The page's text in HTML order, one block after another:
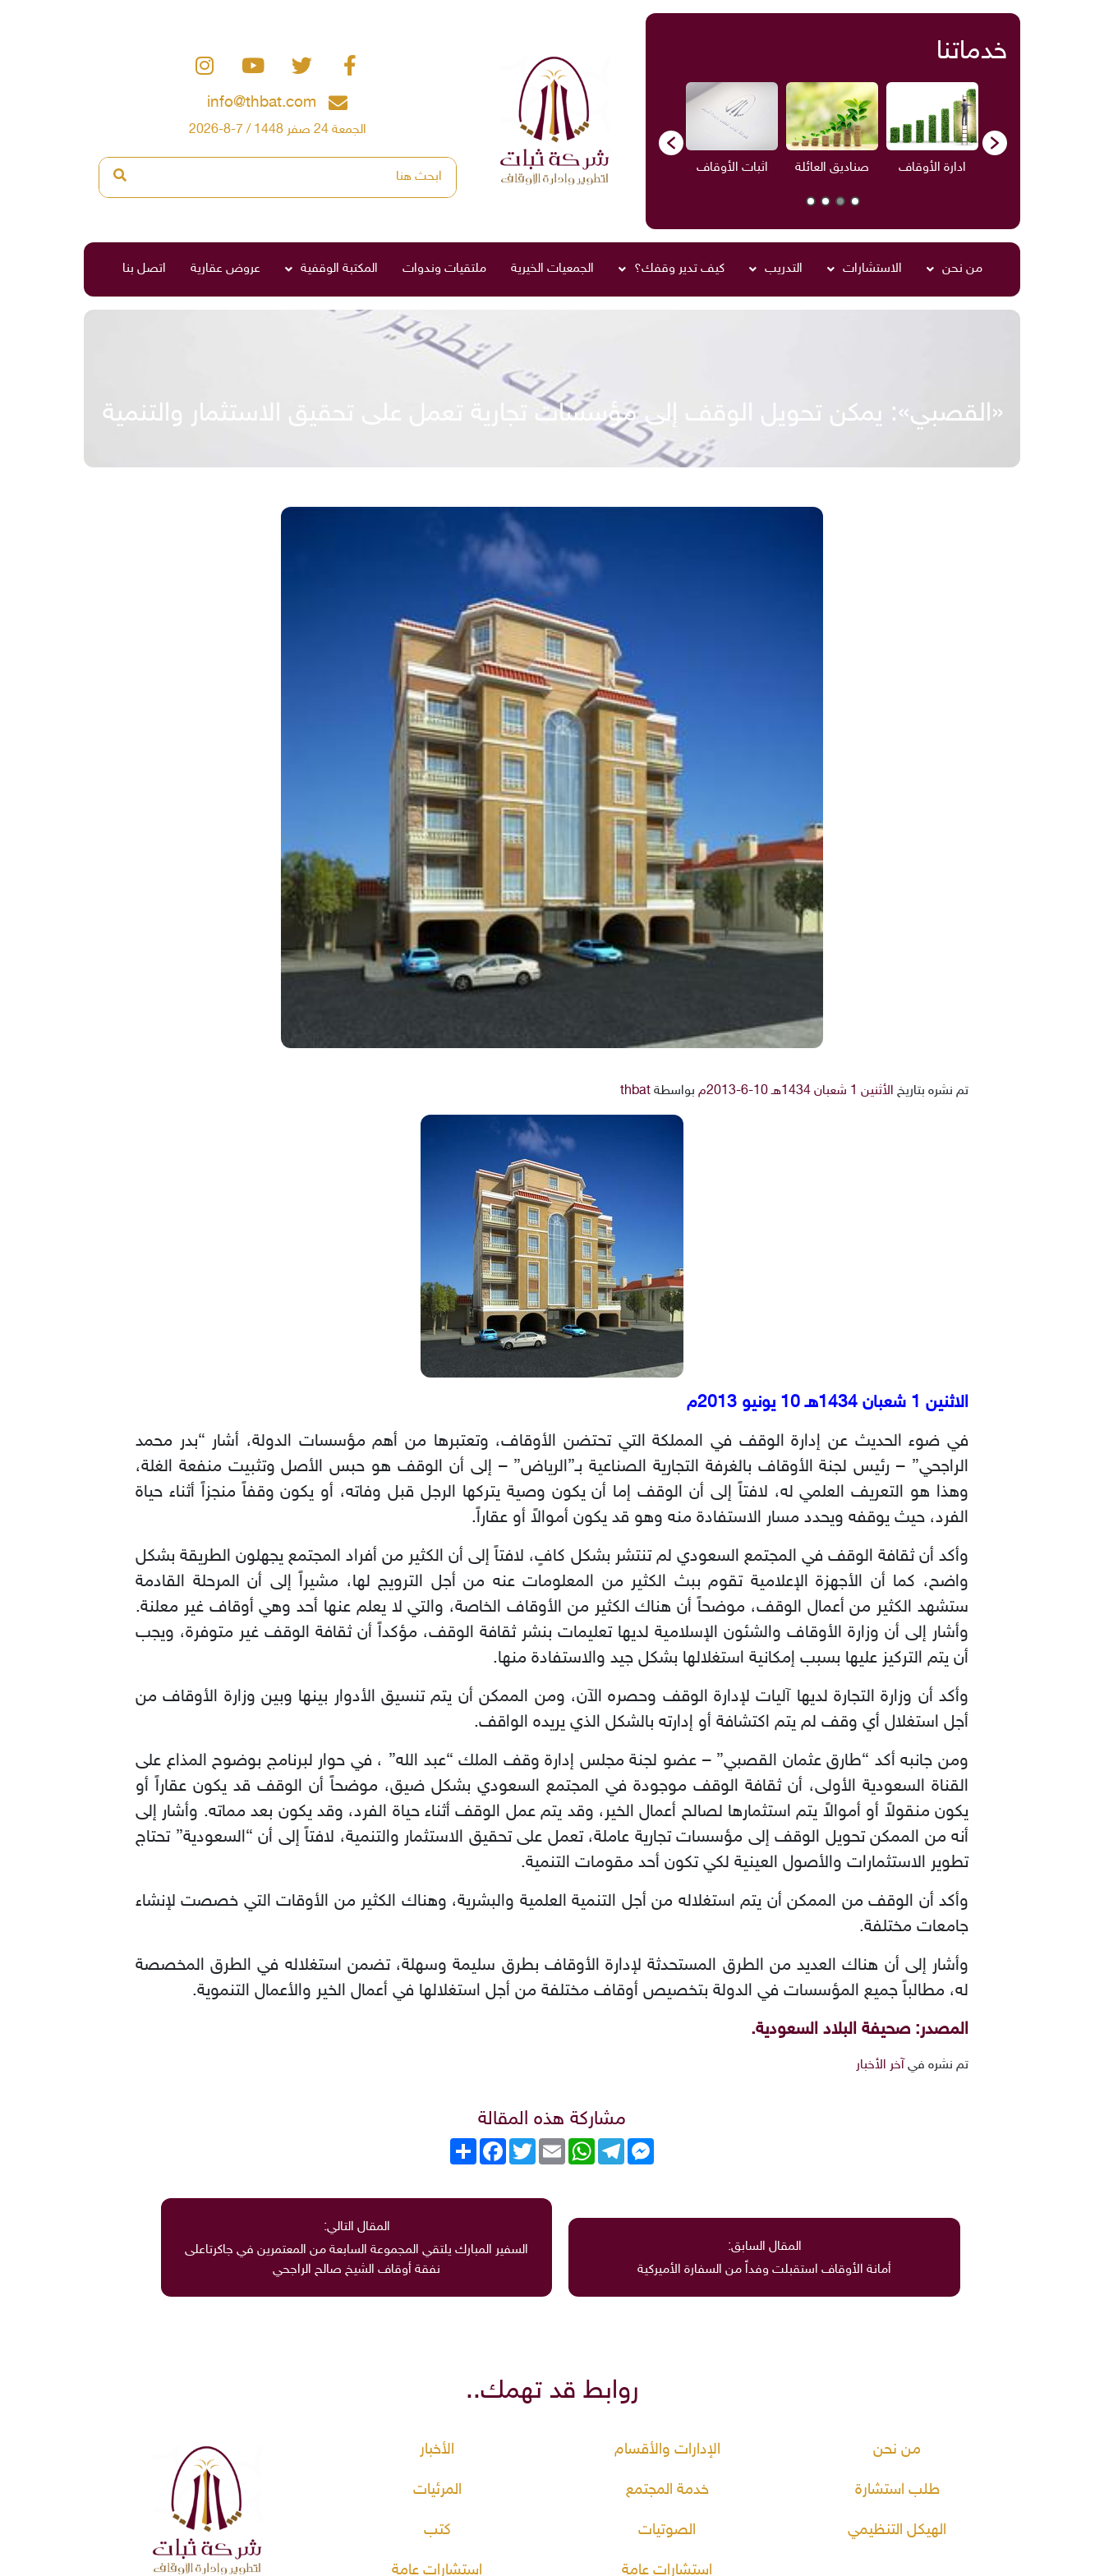
خدماتنا
ادارة الأوقاف صناديق العائلة اثبات الأوقاف الاستشارات ادارة الأوقاف صناديق العائلة
info@thbat.com
الجمعة 24 صفر 1448 / 7-8-2026
من نحن الاستشارات التدريب كيف تدير وقفك؟ الجمعيات الخيرية ملتقيات وندوات المكتبة الوقفية عروض عقارية اتصل بنا
«القصبي»: يمكن تحويل الوقف إلى مؤسسات تجارية تعمل على تحقيق الاستثمار والتنمية
تم نشره بتاريخ الأثنين 1 شعبان 1434هـ 10-6-2013م بواسطة thbat
الاثنين 1 شعبان 1434هـ 10 يونيو 2013م
في ضوء الحديث عن إدارة الوقف في المملكة التي تحتضن الأوقاف، وتعتبرها من أهم مؤسسات الدولة، أشار “بدر محمد
الراجحي” – رئيس لجنة الأوقاف بالغرفة التجارية الصناعية بـ”الرياض” – إلى أن الوقف هو حبس الأصل وتثبيت منفعة الغلة،
وهذا هو التعريف العلمي له، لافتاً إلى أن الوقف إما أن يكون وصية يتركها الرجل قبل وفاته، أو يكون وقفاً منجزاً أثناء حياة
الفرد، حيث يوقفه ويحدد مسار الاستفادة منه وهو قد يكون أموالاً أو عقاراً.
وأكد أن ثقافة الوقف في المجتمع السعودي لم تنتشر بشكل كافٍ، لافتاً إلى أن الكثير من أفراد المجتمع يجهلون الطريقة بشكل
واضح، كما أن الأجهزة الإعلامية تقوم ببث الكثير من المعلومات عنه من أجل الترويج لها، مشيراً إلى أن المرحلة القادمة
ستشهد الكثير من أعمال الوقف، موضحاً أن هناك الكثير من الأوقاف الخاصة، والتي لا يعلم عنها أحد وهي أوقاف غير معلنة.
وأشار إلى أن وزارة الأوقاف والشئون الإسلامية لديها تعليمات بنشر ثقافة الوقف، مؤكداً أن ثقافة الوقف غير متوفرة، ويجب
أن يتم التركيز عليها بسبب إمكانية استغلالها بشكل جيد والاستفادة منها.
وأكد أن وزارة التجارة لديها آليات لإدارة الوقف وحصره الآن، ومن الممكن أن يتم تنسيق الأدوار بينها وبين وزارة الأوقاف من
أجل استغلال أي وقف لم يتم اكتشافة أو إدارته بالشكل الذي يريده الواقف.
ومن جانبه أكد “طارق عثمان القصبي” – عضو لجنة مجلس إدارة وقف الملك “عبد الله” ، في حوار لبرنامج بوضوح المذاع على
القناة السعودية الأولى، أن ثقافة الوقف موجودة في المجتمع السعودي بشكل ضيق، موضحاً أن الوقف قد يكون عقاراً أو
يكون منقولاً أو أموالاً يتم استثمارها لصالح أعمال الخير، وقد يتم عمل الوقف أثناء حياة الفرد، وقد يكون بعد مماته. وأشار إلى
أنه من الممكن تحويل الوقف إلى مؤسسات تجارية عاملة، تعمل على تحقيق الاستثمار والتنمية، لافتاً إلى أن “السعودية” تحتاج
تطوير الاستثمارات والأصول العينية لكي تكون أحد مقومات التنمية.
وأكد أن الوقف من الممكن أن يتم استغلاله من أجل التنمية العلمية والبشرية، وهناك الكثير من الأوقات التي خصصت لإنشاء
جامعات مختلفة.
وأشار إلى أن هناك العديد من الطرق المستحدثة لإدارة الأوقاف بطرق سليمة وسهلة، تضمن استغلاله في الطرق المخصصة
له، مطالباً جميع المؤسسات في الدولة بتخصيص أوقاف مختلفة من أجل استغلالها في أعمال الخير والأعمال التنموية.
المصدر: صحيفة البلاد السعودية.
تم نشره في آخر الأخبار
مشاركة هذه المقالة
انشر
FacebookTwitterEmail
WhatsAppTelegram
Messenger
المقال السابق:
أمانة الأوقاف استقبلت وفداً من السفارة الأميركية
المقال التالي:
السفير المبارك يلتقي المجموعة السابعة من المعتمرين في جاكرتاعلى
نفقة أوقاف الشيخ صالح الراجحي
روابط قد تهمك..
من نحن
طلب استشارة
الهيكل التنظيمي
الإدارات والأقسام
خدمة المجتمع
الصوتيات
استشارات عامة
الأخبار
المرئيات
كتب
استشارات عامة